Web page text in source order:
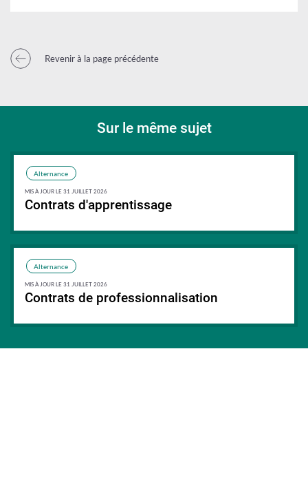
Revenir à la page précédente
Sur le même sujet
Contrats d'apprentissage
Synthèse
Alternance
MIS À JOUR LE 31 JUILLET 2026
Contrats de professionnalisation
Synthèse
Alternance
MIS À JOUR LE 31 JUILLET 2026